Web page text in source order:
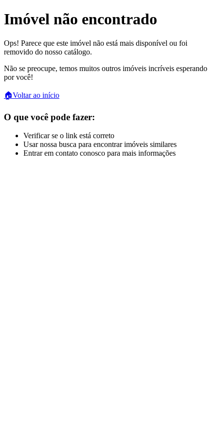
Imóvel não encontrado
Ops! Parece que este imóvel não está mais disponível ou foi
removido do nosso catálogo.
Não se preocupe, temos muitos outros imóveis incríveis esperando
por você!
🏠Voltar ao início
O que você pode fazer:
Verificar se o link está correto
Usar nossa busca para encontrar imóveis similares
Entrar em contato conosco para mais informações